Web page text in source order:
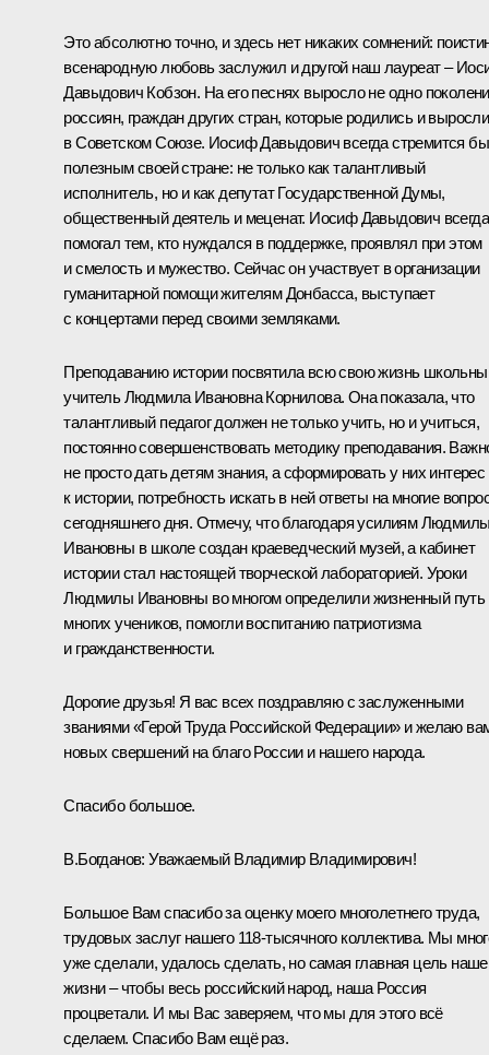
Это абсолютно точно, и здесь нет никаких сомнений:
всенародную любовь заслужил и другой наш лауреат –
Давыдович Кобзон. На его песнях выросло не одно
россиян, граждан других стран, которые родились и выросли
в Советском Союзе. Иосиф Давыдович всегда стремится
полезным своей стране: не только как талантливый
исполнитель, но и как депутат Государственной Думы,
общественный деятель и меценат. Иосиф Давыдович всегда
помогал тем, кто нуждался в поддержке, проявлял при этом
и смелость и мужество. Сейчас он участвует в организации
гуманитарной помощи жителям Донбасса, выступает
с концертами перед своими земляками.
Преподаванию истории посвятила всю свою жизнь
учитель Людмила Ивановна Корнилова. Она показала, что
талантливый педагог должен не только учить, но и учиться,
постоянно совершенствовать методику преподавания.
не просто дать детям знания, а сформировать у них интерес
к истории, потребность искать в ней ответы на многие
сегодняшнего дня. Отмечу, что благодаря усилиям
Ивановны в школе создан краеведческий музей, а кабинет
истории стал настоящей творческой лабораторией. Уроки
Людмилы Ивановны во многом определили жизненный путь
многих учеников, помогли воспитанию патриотизма
и гражданственности.
Дорогие друзья! Я вас всех поздравляю с заслуженными
званиями «Герой Труда Российской Федерации» и желаю
новых свершений на благо России и нашего народа.
Спасибо большое.
В.Богданов:Уважаемый Владимир Владимирович!
Большое Вам спасибо за оценку моего многолетнего труда,
трудовых заслуг нашего 118-тысячного коллектива. Мы
уже сделали, удалось сделать, но самая главная цель
жизни – чтобы весь российский народ, наша Россия
процветали. И мы Вас заверяем, что мы для этого всё
сделаем. Спасибо Вам ещё раз.